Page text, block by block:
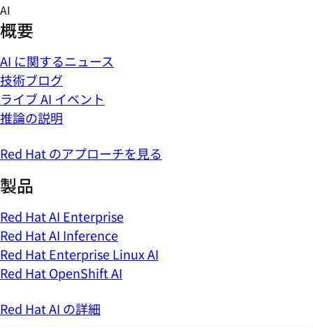
Skip
to
content
AI
概要
AI に関するニュース
技術ブログ
ライブ AI イベント
推論の説明
Red Hat のアプローチを見る
製品
Red Hat AI Enterprise
Red Hat AI Inference
Red Hat Enterprise Linux AI
Red Hat OpenShift AI
Red Hat AI の詳細